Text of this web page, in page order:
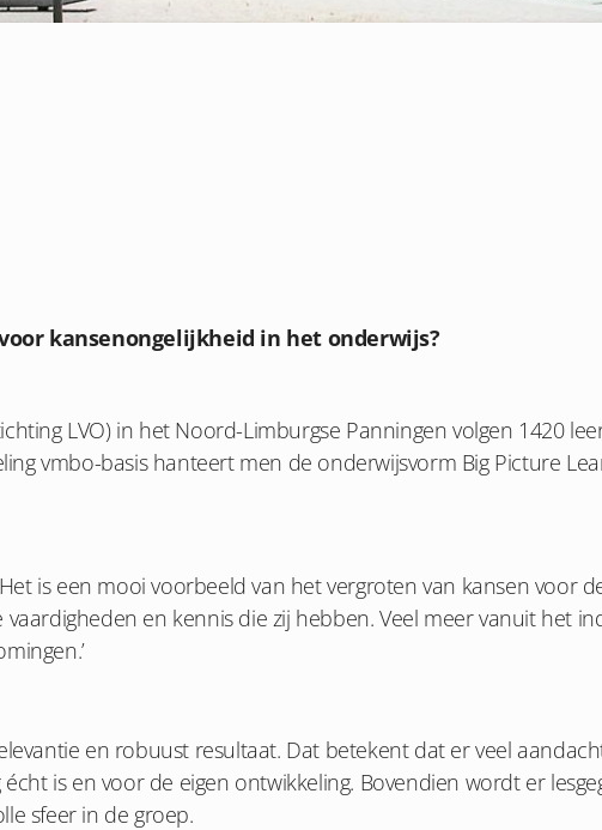
kansenongelijkheid in het onderwijs?
LVO) in het Noord-Limburgse Panningen volgen 1420
vmbo-basis hanteert men de onderwijsvorm Big Picture
is een mooi voorbeeld van het vergroten van kansen voor
en kennis die zij hebben. Veel meer vanuit het
en robuust resultaat. Dat betekent dat er veel
is en voor de eigen ontwikkeling. Bovendien wordt er
sfeer in de groep.